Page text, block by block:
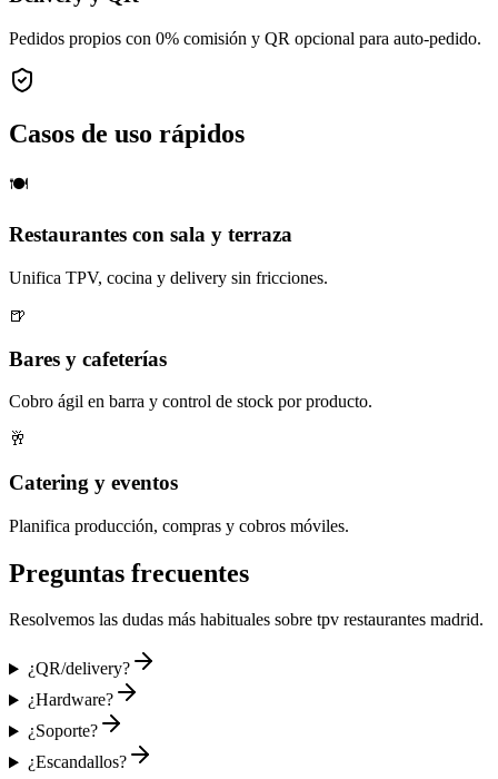
Pedidos propios con 0% comisión y QR opcional para auto-pedido.
Casos de uso rápidos
🍽️
Restaurantes con sala y terraza
Unifica TPV, cocina y delivery sin fricciones.
🍺
Bares y cafeterías
Cobro ágil en barra y control de stock por producto.
🥂
Catering y eventos
Planifica producción, compras y cobros móviles.
Preguntas frecuentes
Resolvemos las dudas más habituales sobre tpv restaurantes madrid.
¿QR/delivery?
¿Hardware?
¿Soporte?
¿Escandallos?